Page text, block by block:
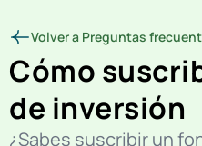
Volver a Preguntas
Cómo
de inversión
¿Sabes suscribir un